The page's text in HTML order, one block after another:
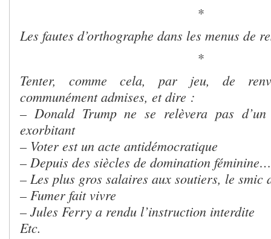
*
Les fautes d’orthographe dans les menus de
*
Tenter, comme cela, par jeu, de
communément admises, et dire :
– Donald Trump ne se relèvera pas
exorbitant
– Voter est un acte antidémocratique
– Depuis des siècles de domination féminine…
– Les plus gros salaires aux soutiers, le smic
– Fumer fait vivre
– Jules Ferry a rendu l’instruction interdite
Etc.